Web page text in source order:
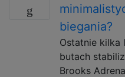
biegania?
Ostatnie kilka
butach
Brooks